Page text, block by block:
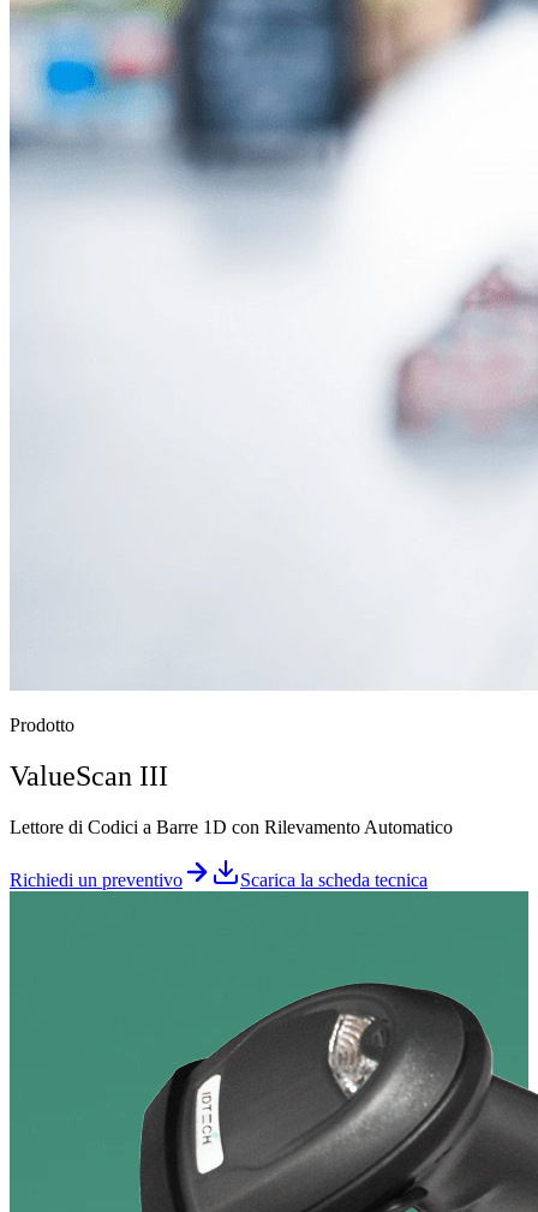
Prodotto
ValueScan III
Lettore di Codici a Barre 1D con Rilevamento Automatico
Richiedi un preventivo Scarica la scheda tecnica